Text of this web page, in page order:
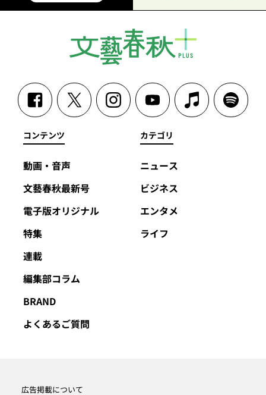
コンテンツ
動画・音声
文藝春秋最新号
電子版オリジナル
特集
連載
編集部コラム
BRAND
よくあるご質問
カテゴリ
ニュース
ビジネス
エンタメ
ライフ
広告掲載について